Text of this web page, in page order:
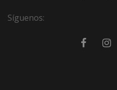
Síguenos: